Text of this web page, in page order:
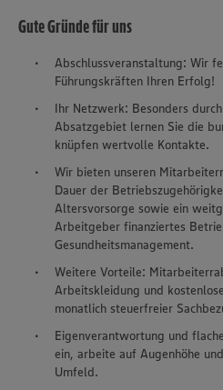
Gute Gründe für uns
Abschlussveranstaltung: Wir
Führungskräften Ihren Erfolg!
Ihr Netzwerk: Besonders
Absatzgebiet lernen Sie die
knüpfen wertvolle Kontakte.
Wir bieten unseren
Dauer der
Altersvorsorge sowie ein
Arbeitgeber finanziertes
Gesundheitsmanagement.
Weitere Vorteile:
Arbeitskleidung und
monatlich steuerfreier
Eigenverantwortung und
ein, arbeite auf Augenhöhe
Umfeld.